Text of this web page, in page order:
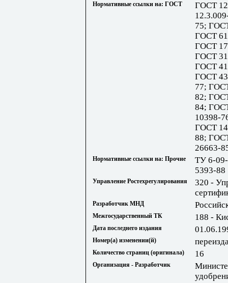
Нормативные ссылки на: ГОСТ
ГОСТ
75;
ГОСТ
ГОСТ
ГОСТ
ГОСТ
ГОСТ
77;
82;
84;
10398-
ГОСТ
88;
26663-
Нормативные ссылки на: Прочие
ТУ 6-
5393-88
Управление Ростехрегулирования
320 -
Разработчик МНД
Межгосударственный ТК 188 -
Дата последнего издания
Номер(а) изменении(й)
Количество страниц (оригинала) 16
Организация - Разработчик